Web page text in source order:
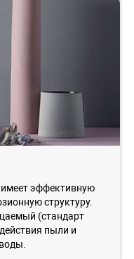
имеет эффективную
структуру.
(стандарт
пыли и